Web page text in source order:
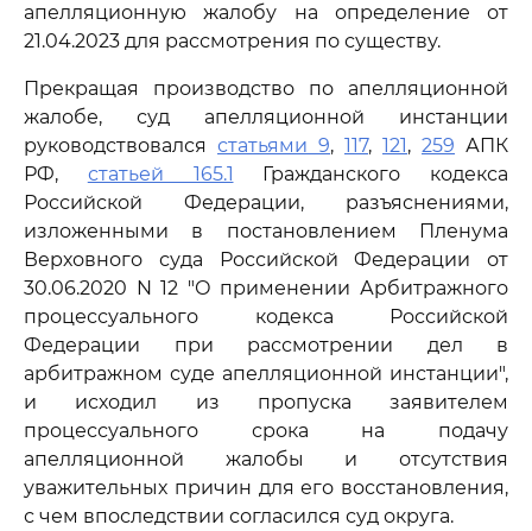
апелляционную жалобу на определение от
21.04.2023 для рассмотрения по существу.
Прекращая производство по апелляционной
жалобе, суд апелляционной инстанции
руководствовался статьями 9, 117, 121, 259 АПК
РФ, статьей 165.1 Гражданского кодекса
Российской Федерации, разъяснениями,
изложенными в постановлением Пленума
Верховного суда Российской Федерации от
30.06.2020 N 12 "О применении Арбитражного
процессуального кодекса Российской
Федерации при рассмотрении дел в
арбитражном суде апелляционной инстанции",
и исходил из пропуска заявителем
процессуального срока на подачу
апелляционной жалобы и отсутствия
уважительных причин для его восстановления,
с чем впоследствии согласился суд округа.